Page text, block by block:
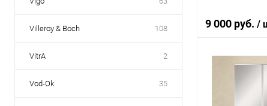
Villeroy & Boch 108
VitrA 2
Vod-Ok 35
9 000 руб. /